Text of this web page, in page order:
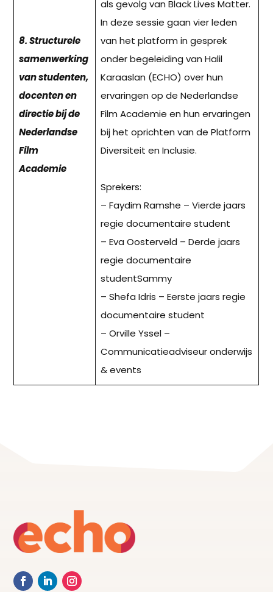
8. Structurele
samenwerking
van studenten,
docenten en
directie bij de
Nederlandse
Film
Academie
als gevolg van Black Lives Matter.
In deze sessie gaan vier leden
van het platform in gesprek
onder begeleiding van Halil
Karaaslan (ECHO) over hun
ervaringen op de Nederlandse
Film Academie en hun ervaringen
bij het oprichten van de Platform
Diversiteit en Inclusie.
Sprekers:
– Faydim Ramshe – Vierde jaars
regie documentaire student
– Eva Oosterveld – Derde jaars
regie documentaire
studentSammy
– Shefa Idris – Eerste jaars regie
documentaire student
– Orville Yssel –
Communicatieadviseur onderwijs
& events